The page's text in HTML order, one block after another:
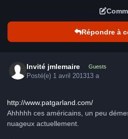
Répondre à
Invité jmlemaire Guests
Posté(e) 1 avril 201313 a
http://www.patgarland.com/
Ahhhhh ces américains, un peu
nuageux actuellement.